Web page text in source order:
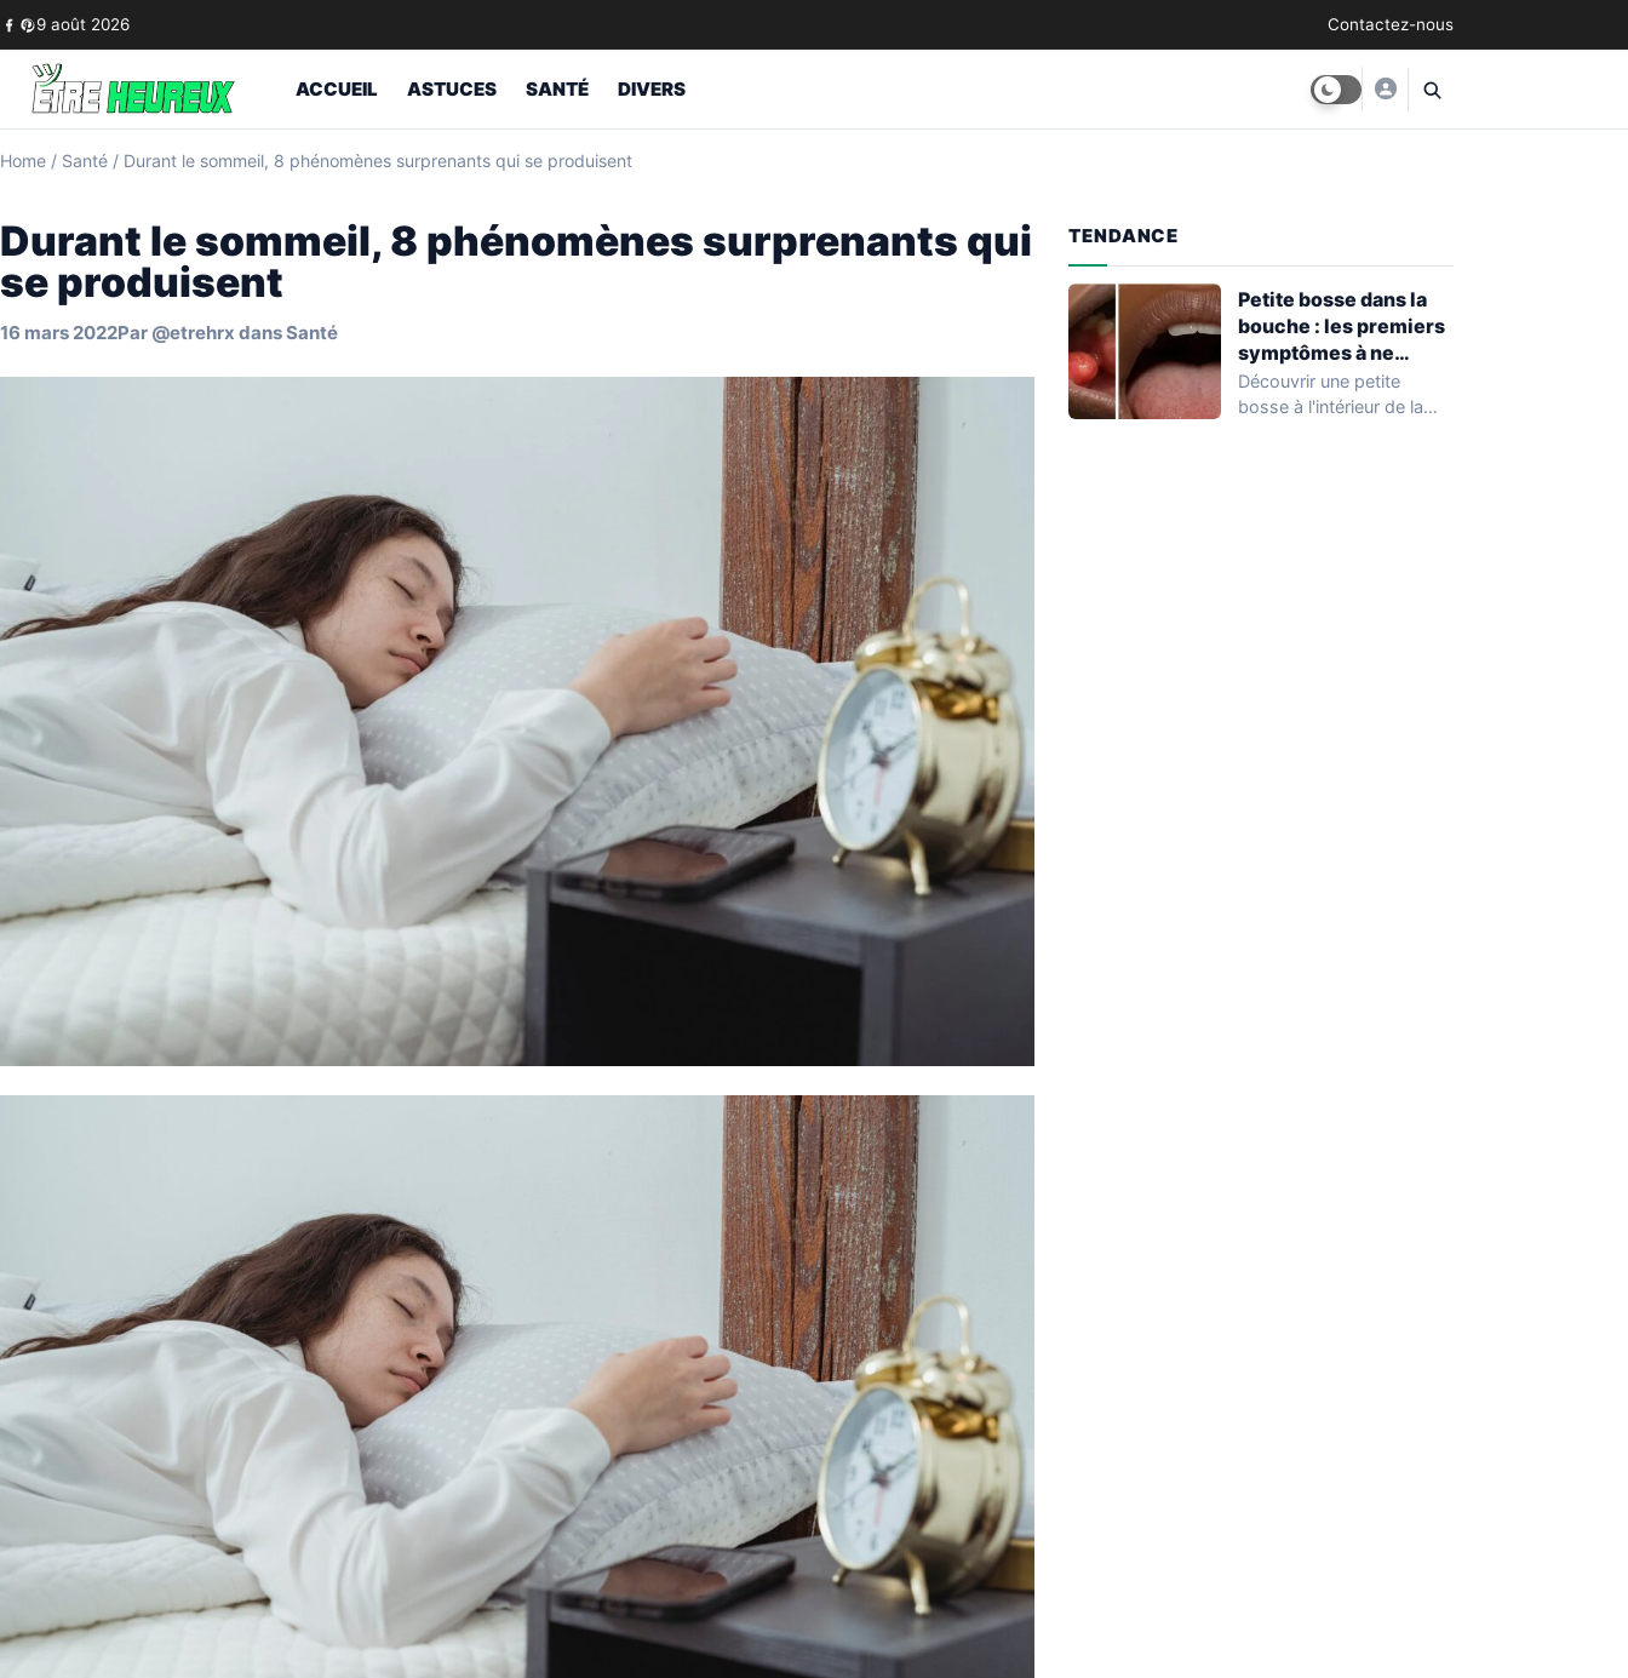
Skip to content
9 août 2026 Contactez-nous
ACCUEIL ASTUCES SANTÉ DIVERS
Home / Santé / Durant le sommeil, 8 phénomènes surprenants qui se produisent
Durant le sommeil, 8 phénomènes surprenants qui
se produisent
16 mars 2022Par @etrehrx dansSanté
TENDANCE
Petite bosse dans la
bouche : les premiers
symptômes à ne
surtout pas ignorer
Découvrir une petite
bosse à l'intérieur de la